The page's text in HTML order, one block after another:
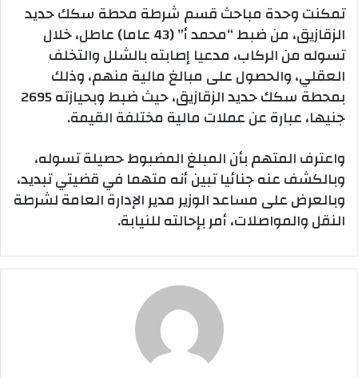
تمكنت وحدة مباحث قسم شرطة محطة سكك حديد
الزقازيق، من ضبط “محمد أ” (43 عاما) عاطل، خلال
تسوله من الركاب، مدعيا إصابته بالشلل والتخلف
العقلي، والحصول على مبالغ مالية منهم، وذلك
بمحطة سكك حديد الزقازيق، حيث ضبط وبحيازته 2695
جنيها، عبارة عن عملات مالية مختلفة القيمة.
واعترف المتهم بأن المبلغ المضبوط حصيلة تسوله،
وبالكشف عنه جنائيا تبين أنه متهما في قضيتي تبديد،
وبالعرض على مساعد الوزير مدير الإدارة العامة لشرطة
النقل والمواصلات، أمر بإحالته للنيابة.